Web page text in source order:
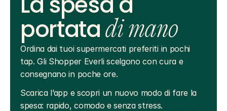
portatadi mano
Ordina dai tuoi supermercati preferiti in pochi
tap. Gli Shopper Everli scelgono con cura e
consegnano in poche ore.
Scarica l’app e scopri un nuovo modo di fare la
spesa: rapido, comodo e senza stress.